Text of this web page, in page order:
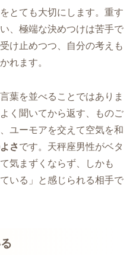
とても大切にします。重す
、極端な決めつけは苦手で
け止めつつ、自分の考えも
れます。
葉を並べることではありま
く聞いてから返す、ものご
ユーモアを交えて空気を和
さです。天秤座男性がベタ
気まずくならず、しかも
いる」と感じられる相手で